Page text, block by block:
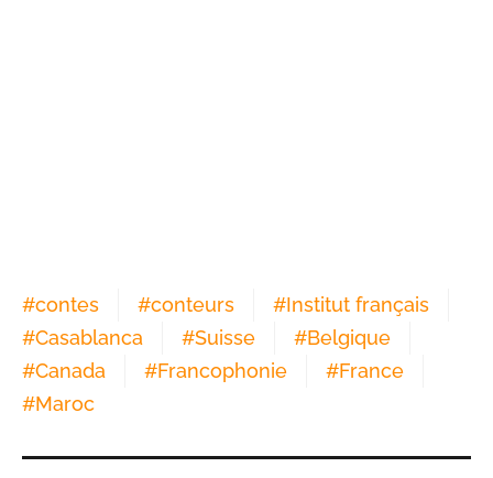
#contes #conteurs #Institut français
#Casablanca #Suisse #Belgique
#Canada #Francophonie #France
#Maroc